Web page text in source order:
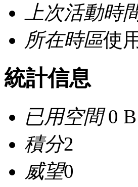
上次活動時
所在時區使
統計信息
已用空間0 B
積分2
威望0